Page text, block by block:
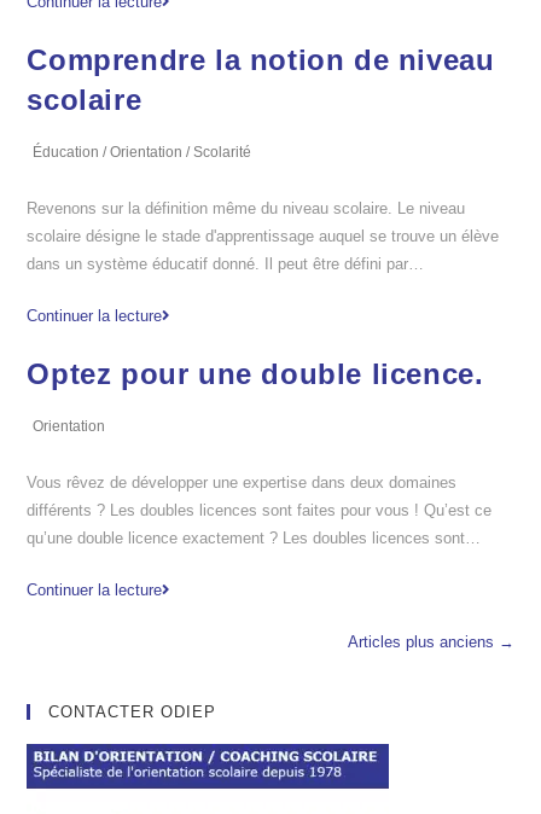
Comprendre la notion de niveau
scolaire
Éducation / Orientation / Scolarité
Revenons sur la définition même du niveau scolaire. Le niveau
scolaire désigne le stade d'apprentissage auquel se trouve un élève
dans un système éducatif donné. Il peut être défini par…
Continuer la lecture
Optez pour une double licence.
Orientation
Vous rêvez de développer une expertise dans deux domaines
différents ? Les doubles licences sont faites pour vous ! Qu’est ce
qu’une double licence exactement ? Les doubles licences sont…
Continuer la lecture
Articles plus anciens →
CONTACTER ODIEP